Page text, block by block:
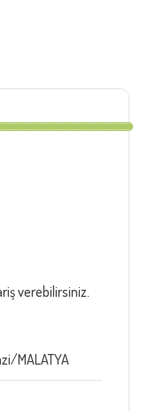
verebilirsiniz.
MALATYA